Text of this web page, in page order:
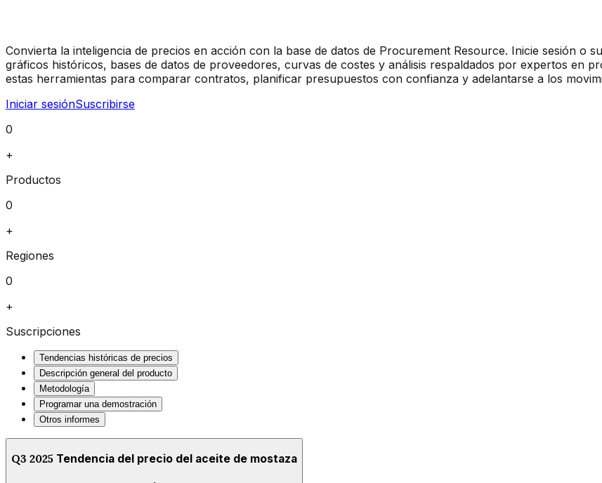
Convierta la inteligencia de precios en acción con la base de datos de Procurement Resource. Inicie sesión o
gráficos históricos, bases de datos de proveedores, curvas de costes y análisis respaldados por expertos en
estas herramientas para comparar contratos, planificar presupuestos con confianza y adelantarse a los
Iniciar sesiónSuscribirse
0
+
Productos
0
+
Regiones
0
+
Suscripciones
Tendencias históricas de precios
Descripción general del producto
Metodología
Programar una demostración
Otros informes
Q3 2025 Tendencia del precio del aceite de mostaza